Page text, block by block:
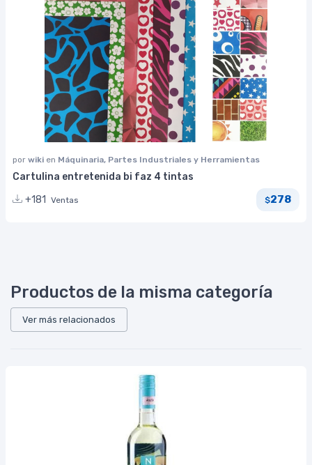
por wiki en Máquinaria, Partes Industriales y Herramientas
Cartulina entretenida bi faz 4 tintas
+181
Ventas $278
Productos de la misma categoría
Ver más relacionados